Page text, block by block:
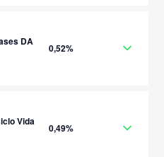
DA
0,52%
Vida
0,49%